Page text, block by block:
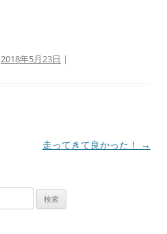
2018年5月23日 |
走ってきて良かった！ →